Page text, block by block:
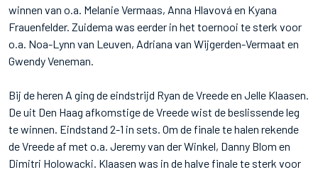
winnen van o.a. Melanie Vermaas, Anna Hlavová en Kyana
Frauenfelder. Zuidema was eerder in het toernooi te sterk voor
o.a. Noa-Lynn van Leuven, Adriana van Wijgerden-Vermaat en
Gwendy Veneman.
Bij de heren A ging de eindstrijd Ryan de Vreede en Jelle Klaasen.
De uit Den Haag afkomstige de Vreede wist de beslissende leg
te winnen. Eindstand 2-1 in sets. Om de finale te halen rekende
de Vreede af met o.a. Jeremy van der Winkel, Danny Blom en
Dimitri Holowacki. Klaasen was in de halve finale te sterk voor